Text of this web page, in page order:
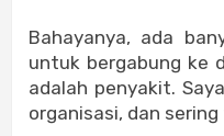
Bahayanya, ada
untuk bergabung ke
adalah penyakit.
organisasi, dan